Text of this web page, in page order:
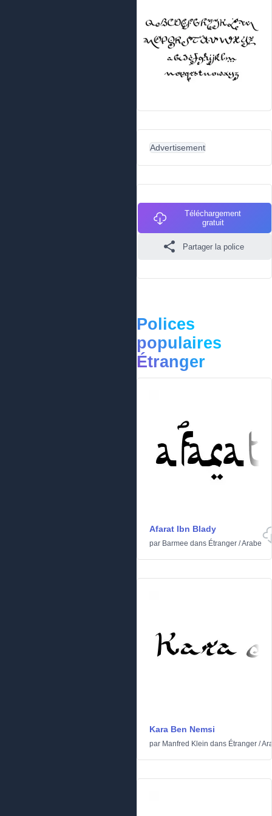
Advertisement
Téléchargement
gratuit
Partager la police
Polices
populaires
Étranger
Afarat Ibn Blady
par Barmee dans Étranger /Arabe
Kara Ben Nemsi
par Manfred Klein dans Étranger /